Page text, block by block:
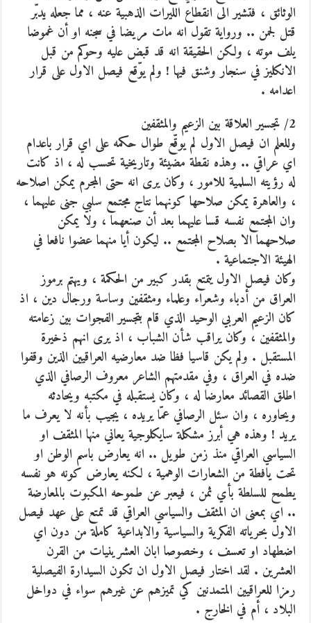
الوثائق ، فتشير الى انقطاع الليرات الذهبية عنه ، مما جعله يدبّر
قتل لجمن .. ورواية تقول انه مات مريضا في سجنه او أن غموضا
يلف موته ، ولكن الحقيقة انه قد قبض عليه وحوكم من قبل
الانكليز في سنجار وشنق فيها ! ولم يوّقع فيصل الاول على قرار
اعدامه .
2/ تجسير العلاقة بين الزعيم والمثقفين
وللعلم ان فيصل الاول لم يوقّع طوال حكمه على اي قرار باعدام
اي عراقي .. وهذه نقطة مضيئة وتاريخية تحسب له ، اذ كانت
له رؤيته السلمية للامور ، وكان يرى انه حتى المجرم يمكن اصلاحه
، والعاهرة يمكن صلاحها كونهما نتاج مجتمع سلبي جنى عليهما ،
وان المجتمع نفسه قسا عليهما بعد أن صنعهما ، ولا يمكن
صلاحهما الا بصلاح المجتمع .. ليكون أيا منهما عضوا نافعا في
الهيئة الاجتماعية .
وكان فيصل الاول يتمتع بقدر كبير من الحكمة ، ويهتم برموز
العراق من أدباء وشعراء وعلماء ومثقفين وساسة ورجال دين ، اذ
كان الزعيم العربي الوحيد الذي قام بتجسير الفجوات بين زعامته
والمثقفين ، وكان يراقب شأن الشباب ، اذ يرى انهم ذخيرة
المستقبل . ولم يكن قاسيا فظا ضد معارضيه العراقيين الذين وقفوا
ضده في العراق ، وفي مقدمتهم الشاعر معروف الرصافي الذي
اطلق القصائد معارضا له ، وكان يستقبله في مكتبه ويحادثه
ويحاوره ، وان سئل الرصافي عمّا يريده ، يجيب بأنه لا يعرف ما
يريد ! وهذه هي أبرز مشكلة سايكلوجية يعاني منها المثقف او
السياسي العراقي منذ زمن طويل .. انه يعارض باسم الوطن او
تحت يافطة من الشعارات الوهمية ، لكنه يعارض كونه هو نفسه
يطمح للسلطة بأي ثمن ، فيعبر عن طموحه المكبوت بالمعارضة
.. اي بمعنى ان المثقف والسياسي العراقي قد تمتع على عهد فيصل
الاول بحرياته الفكرية والسياسية والابداعية كاملة من دون اي
اضطهاد او تعسف ، وخصوصا ابان العشرينيات من القرن
العشرين . لقد اختار فيصل الاول ان تكون السيدارة الفيصلية
رمزا للعراقيين المتمدنين كي تميزهم عن غيرهم سواء في دواخل
البلاد ، أم في الخارج .